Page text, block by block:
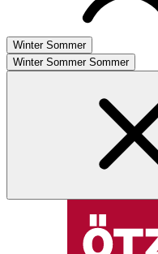
Winter Sommer
Winter Sommer Sommer